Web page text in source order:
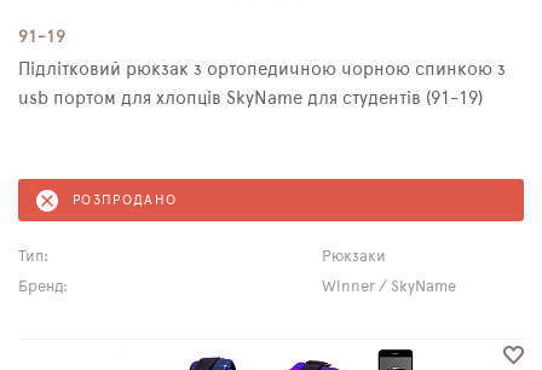
91-19
Підлітковий рюкзак з ортопедичною чорною спинкою з
usb портом для хлопців SkyName для студентів (91-19)
РОЗПРОДАНО
Тип:
Рюкзаки
Бренд:
Winner / SkyName